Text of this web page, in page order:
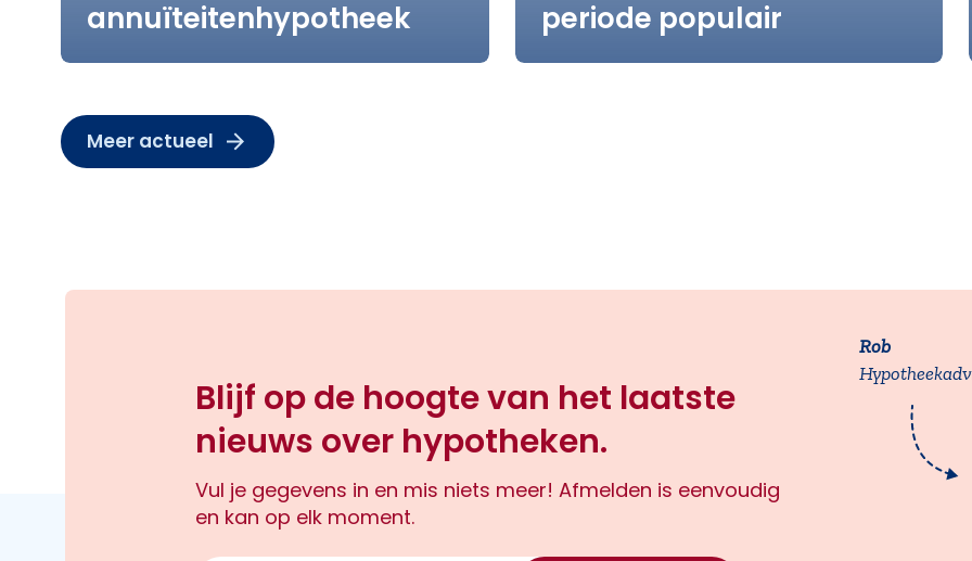
annuïteitenhypotheek
periode populair
Meer actueel
Blijf op de hoogte van het laatste
nieuws over hypotheken.
Vul je gegevens in en mis niets meer! Afmelden is eenvoudig
en kan op elk moment.
Rob